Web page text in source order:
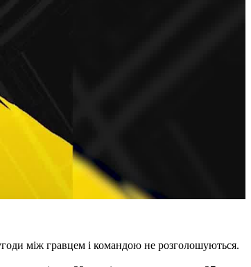
між гравцем і командою не розголошуються.